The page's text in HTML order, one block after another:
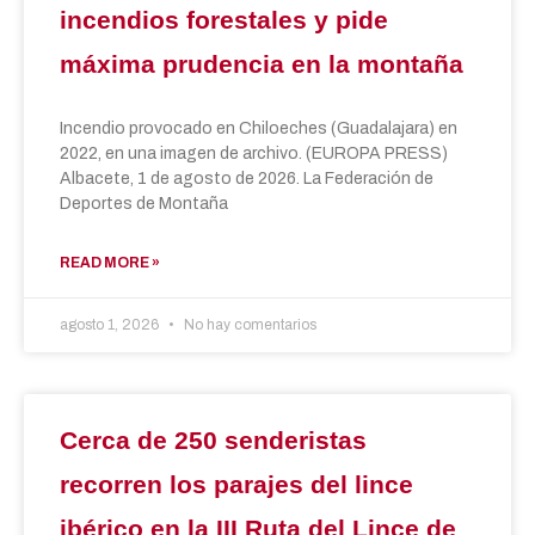
incendios forestales y pide
máxima prudencia en la montaña
Incendio provocado en Chiloeches (Guadalajara) en
2022, en una imagen de archivo. (EUROPA PRESS)
Albacete, 1 de agosto de 2026. La Federación de
Deportes de Montaña
READ MORE »
agosto 1, 2026 No hay comentarios
Cerca de 250 senderistas
recorren los parajes del lince
ibérico en la III Ruta del Lince de